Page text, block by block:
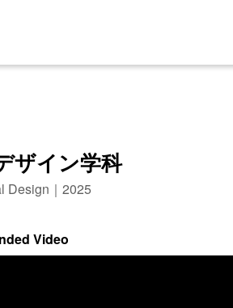
ザイン学科
Design｜2025
Video